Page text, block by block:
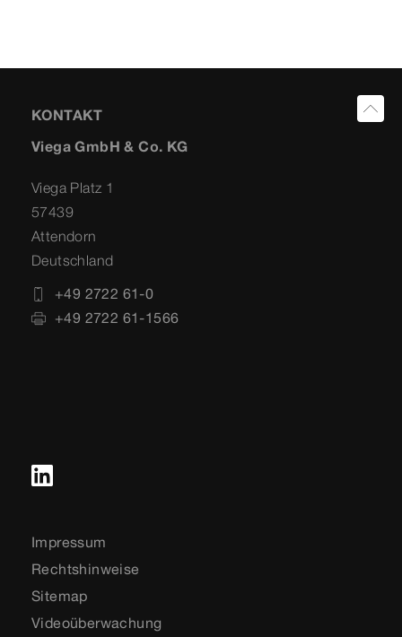
KONTAKT
Viega GmbH & Co. KG
Viega Platz 1
57439
Attendorn
Deutschland
+49 2722 61-0
+49 2722 61-1566
Impressum
Rechtshinweise
Sitemap
Videoüberwachung